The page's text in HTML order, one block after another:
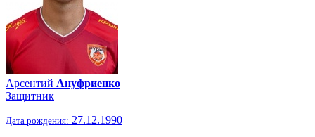
Арсентий Ануфриенко
Защитник
Дата рождения: 27.12.1990